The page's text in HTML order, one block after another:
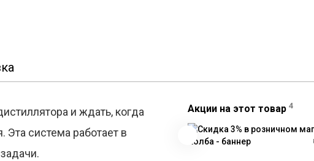
и ждать, когда
Эта система работает в
Акции на этот товар 4